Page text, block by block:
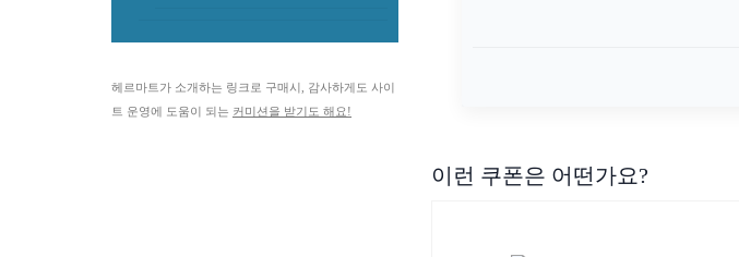
이런 쿠폰은 어떤가요?
헤르마트가 소개하는 링크로 구매시, 감사하게도 사이
트 운영에 도움이 되는 커미션을 받기도 해요!